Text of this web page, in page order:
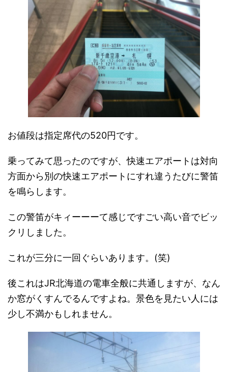
お値段は指定席代の520円です。
乗ってみて思ったのですが、快速エアポートは対向
方面から別の快速エアポートにすれ違うたびに警笛
を鳴らします。
この警笛がキィーーーて感じですごい高い音でビッ
クリしました。
これが三分に一回ぐらいあります。(笑)
後これはJR北海道の電車全般に共通しますが、なん
か窓がくすんでるんですよね。景色を見たい人には
少し不満かもしれません。